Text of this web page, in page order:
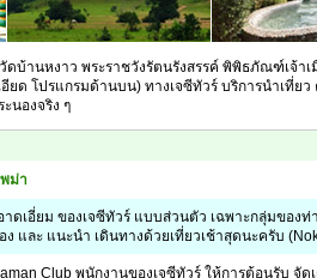
บ้านหงาว พระราชวังรัตนรังสรรค์ พิพิธภัณฑ์เจ้าเ
ยด โปรแกรมด้านบน) ทางเจซีทัวร์ บริการนำเที่ยว
นองจริง ๆ
ม่า
าดเอี่ยม ของเจซีทัวร์ แบบส่วนตัว เฉพาะกลุ่มของท่
และ แนะนำ เดินทางด้วยเที่ยวเช้าสุดนะครับ
Club พนักงานของเจซีทัวร์ ให้การต้อนรับ จัดเ